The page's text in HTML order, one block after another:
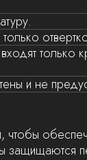
только
и не